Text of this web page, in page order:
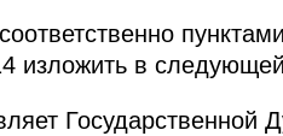
изложить в